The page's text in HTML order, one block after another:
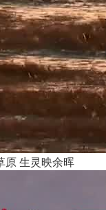
原 生灵映余晖